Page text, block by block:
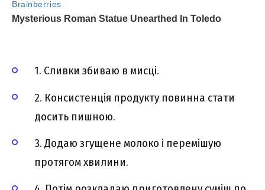
1. Сливки збиваю в мисці.
2. Консистенція продукту повинна стати
досить пишною.
3. Додаю згущене молоко і перемішую
протягом хвилини.